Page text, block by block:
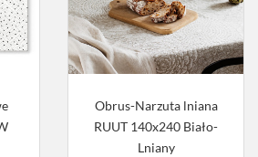
Obrus-Narzuta lniana
RUUT 140x240 Biało-
Lniany